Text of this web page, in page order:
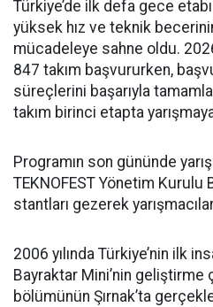
Türkiye’de ilk defa gece etabı
yüksek hız ve teknik
mücadeleye sahne oldu.
847 takım başvururken,
süreçlerini başarıyla
takım birinci etapta
Programın son gününde
TEKNOFEST Yönetim Kurulu
stantları gezerek
2006 yılında Türkiye’nin ilk
Bayraktar Mini’nin geliştirme
bölümünün Şırnak’ta